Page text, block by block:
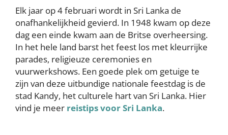
Elk jaar op 4 februari wordt in Sri Lanka de
onafhankelijkheid gevierd. In 1948 kwam op deze
dag een einde kwam aan de Britse overheersing.
In het hele land barst het feest los met kleurrijke
parades, religieuze ceremonies en
vuurwerkshows. Een goede plek om getuige te
zijn van deze uitbundige nationale feestdag is de
stad Kandy, het culturele hart van Sri Lanka. Hier
vind je meer reistips voor Sri Lanka.